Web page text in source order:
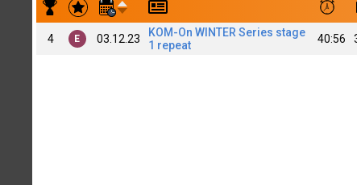
4 E 03.12.23
KOM-On WINTER Series stage
1 repeat
40:56